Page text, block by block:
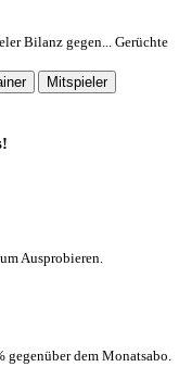
Bilanz gegen... Gerüchte
Mitspieler
Ausprobieren.
dem Monatsabo.